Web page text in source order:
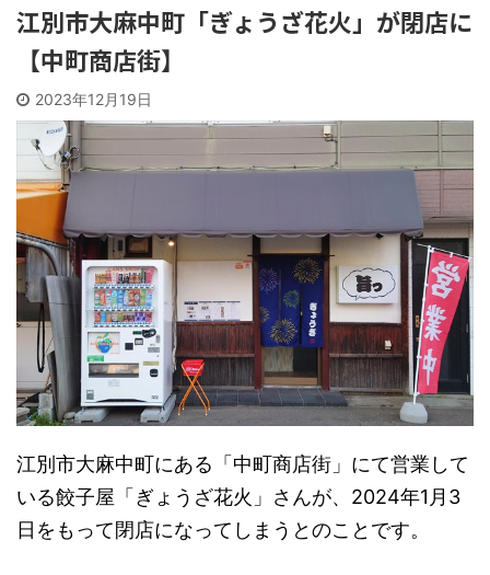
江別市大麻中町「ぎょうざ花火」が閉店に
【中町商店街】
2023年12月19日
江別市大麻中町にある「中町商店街」にて営業して
いる餃子屋「ぎょうざ花火」さんが、2024年1月3
日をもって閉店になってしまうとのことです。